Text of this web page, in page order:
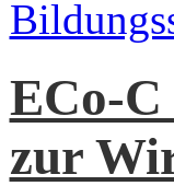
ECo-C
zur